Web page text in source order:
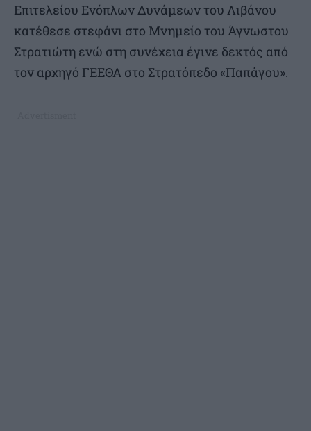
Επιτελείου Ενόπλων Δυνάμεων του Λιβάνου
κατέθεσε στεφάνι στο Μνημείο του Άγνωστου
Στρατιώτη ενώ στη συνέχεια έγινε δεκτός από
τον αρχηγό ΓΕΕΘΑ στο Στρατόπεδο «Παπάγου».